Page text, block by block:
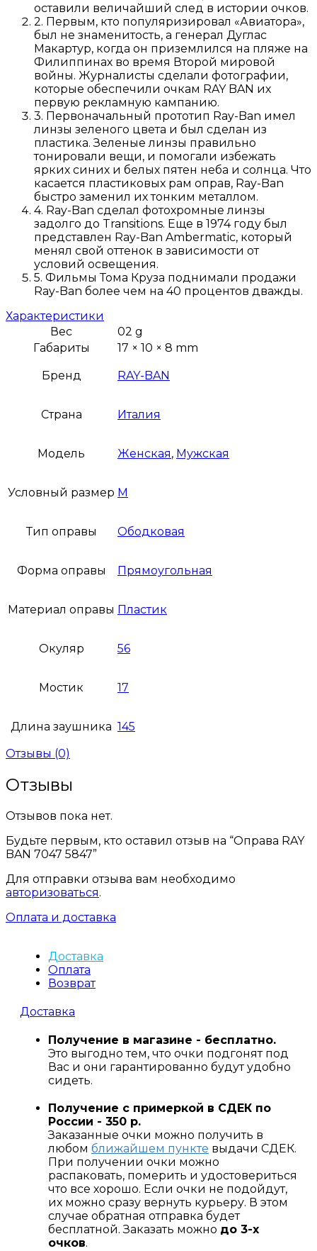
оставили величайший след в истории очков.
2. Первым, кто популяризировал «Авиатора»,
был не знаменитость, а генерал Дуглас
Макартур, когда он приземлился на пляже на
Филиппинах во время Второй мировой
войны. Журналисты сделали фотографии,
которые обеспечили очкам RAY BAN их
первую рекламную кампанию.
3. Первоначальный прототип Ray-Ban имел
линзы зеленого цвета и был сделан из
пластика. Зеленые линзы правильно
тонировали вещи, и помогали избежать
ярких синих и белых пятен неба и солнца. Что
касается пластиковых рам оправ, Ray-Ban
быстро заменил их тонким металлом.
4. Ray-Ban сделал фотохромные линзы
задолго до Transitions. Еще в 1974 году был
представлен Ray-Ban Ambermatic, который
менял свой оттенок в зависимости от
условий освещения.
5. Фильмы Тома Круза поднимали продажи
Ray-Ban более чем на 40 процентов дважды.
Характеристики
Вес
02 g
Габариты
17 × 10 × 8 mm
Бренд RAY-BAN
Страна Италия
Модель Женская, Мужская
Условный размер M
Тип оправы Ободковая
Форма оправы Прямоугольная
Материал оправы Пластик
Окуляр 56
Мостик 17
Длина заушника 145
Отзывы (0)
Отзывы
Отзывов пока нет.
Будьте первым, кто оставил отзыв на “Оправа RAY
BAN 7047 5847”
Для отправки отзыва вам необходимо
авторизоваться.
Оплата и доставка
Доставка
Оплата
Возврат
Доставка
Получение в магазине - бесплатно.
Это выгодно тем, что очки подгонят под
Вас и они гарантированно будут удобно
сидеть.
Получение с примеркой в СДЕК по
России - 350 р.
Заказанные очки можно получить в
любом ближайшем пункте выдачи СДЕК.
При получении очки можно
распаковать, померить и удостовериться
что все хорошо. Если очки не подойдут,
их можно сразу вернуть курьеру. В этом
случае обратная отправка будет
бесплатной. Заказать можно до 3-х
очков.